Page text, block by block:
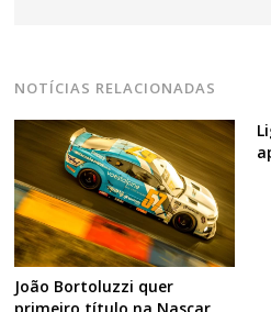
NOTÍCIAS RELACIONADAS
João Bortoluzzi quer